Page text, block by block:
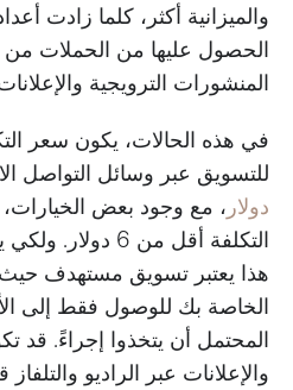
والميزانية أكثر، كلما زادت
الحصول عليها من الحملات من
المنشورات الترويجية
في هذه الحالات، يكون سعر
للتسويق عبر وسائل التواصل
دولار ، مع وجود بعض
التكلفة أقل من 6
هذا يعتبر تسويق مستهدف
الخاصة بك للوصول فقط إلى
المحتمل أن يتخذوا إجراءً. قد
والإعلانات عبر الراديو